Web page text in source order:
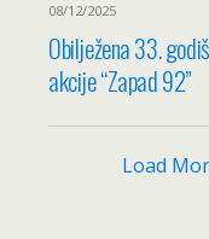
08/12/2025
Obilježena 33.
akcije “Zapad 92”
Load